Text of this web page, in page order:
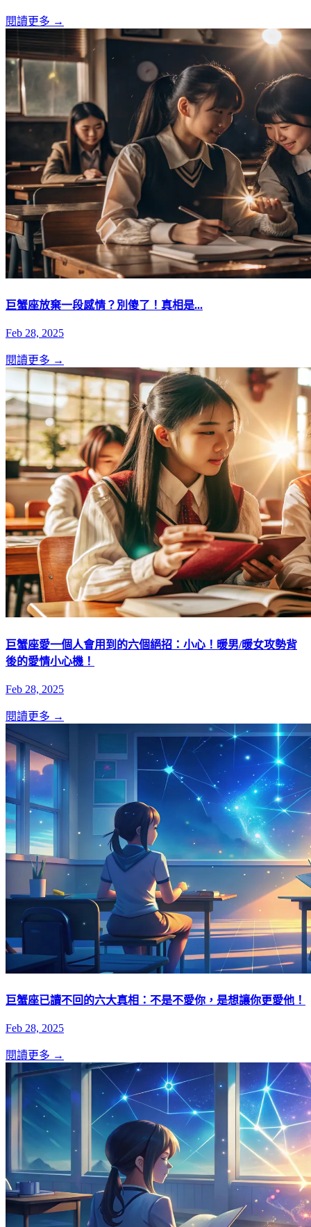
閱讀更多 →
巨蟹座放棄一段感情？別傻了！真相是...
Feb 28, 2025
閱讀更多 →
巨蟹座愛一個人會用到的六個絕招：小心！暖男/暖女攻勢背
後的愛情小心機！
Feb 28, 2025
閱讀更多 →
巨蟹座已讀不回的六大真相：不是不愛你，是想讓你更愛他！
Feb 28, 2025
閱讀更多 →